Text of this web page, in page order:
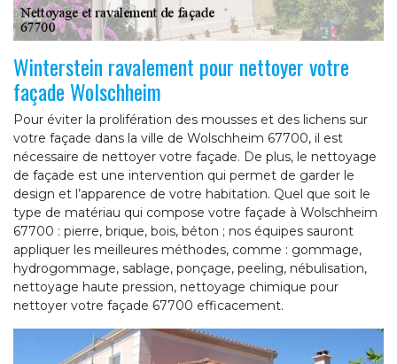
Winterstein ravalement pour nettoyer votre
façade Wolschheim
Pour éviter la prolifération des mousses et des lichens sur
votre façade dans la ville de Wolschheim 67700, il est
nécessaire de nettoyer votre façade. De plus, le nettoyage
de façade est une intervention qui permet de garder le
design et l’apparence de votre habitation. Quel que soit le
type de matériau qui compose votre façade à Wolschheim
67700 : pierre, brique, bois, béton ; nos équipes sauront
appliquer les meilleures méthodes, comme : gommage,
hydrogommage, sablage, ponçage, peeling, nébulisation,
nettoyage haute pression, nettoyage chimique pour
nettoyer votre façade 67700 efficacement.